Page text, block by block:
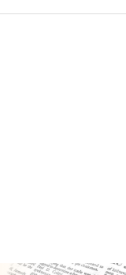
円形脱毛症になぜ「光